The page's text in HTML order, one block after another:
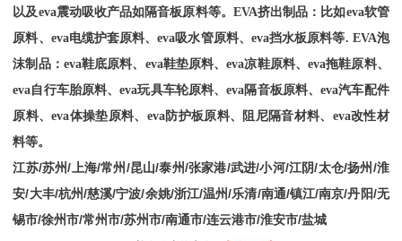
以及eva震动吸收产品如隔音板原料等。 EVA挤出制品：比如eva软管
原料、 eva电缆护套原料、eva吸水管原料、 eva挡水板原料等. EVA泡
沫制品： eva鞋底原料、 eva鞋垫原料、eva凉鞋原料、eva拖鞋原料、
eva自行车胎原料、eva玩具车轮原料、eva隔音板原料、eva汽车配件
原料、eva体操垫原料、 eva防护板原料、阻尼隔音材料、 eva改性材
料等。
江苏/苏州/上海/常州/昆山/泰州/张家港/武进/小河/江阴/太仓/扬州/淮
安/大丰/杭州/慈溪/宁波/余姚/浙江/温州/乐清/南通/镇江/南京/丹阳/无
锡市/徐州市/常州市/苏州市/南通市/连云港市/淮安市/盐城